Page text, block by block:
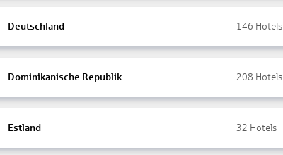
Deutschland 146 Hotels
Dominikanische Republik 208 Hotels
Estland 32 Hotels